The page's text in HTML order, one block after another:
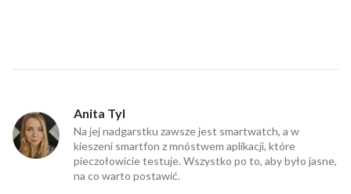
Anita Tyl
Na jej nadgarstku zawsze jest smartwatch, a w
kieszeni smartfon z mnóstwem aplikacji, które
pieczołowicie testuje. Wszystko po to, aby było jasne,
na co warto postawić.